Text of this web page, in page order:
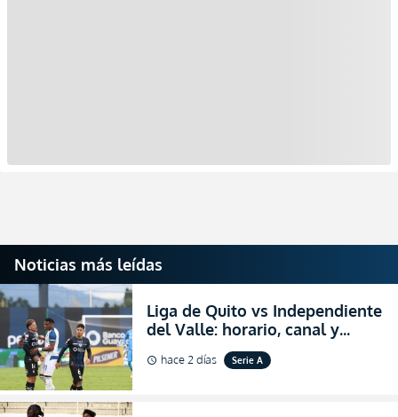
Noticias más leídas
Liga de Quito vs Independiente
del Valle: horario, canal y
dónde ver EN VIVO el
partidazo por la fecha 24 de la
schedule hace 2 días Serie A